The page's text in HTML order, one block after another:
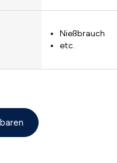
Nießbrauch
etc.